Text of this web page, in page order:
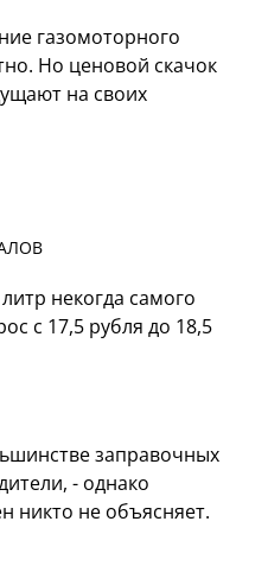
газомоторного
Но ценовой скачок
на своих
некогда самого
с 17,5 рубля до 18,5
заправочных
- однако
никто не объясняет.